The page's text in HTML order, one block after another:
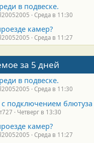
в подвеске.
Среда в 11:30
камер?
Среда в 11:27
за 5 дней
в подвеске.
Среда в 11:30
подключением блютуза
Четверг в 13:30
камер?
Среда в 11:27